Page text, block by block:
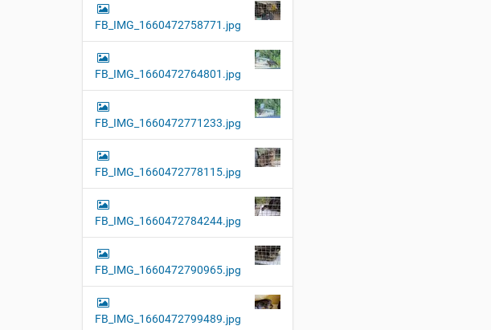
FB_IMG_1660472758771.jpg
FB_IMG_1660472764801.jpg
FB_IMG_1660472771233.jpg
FB_IMG_1660472778115.jpg
FB_IMG_1660472784244.jpg
FB_IMG_1660472790965.jpg
FB_IMG_1660472799489.jpg